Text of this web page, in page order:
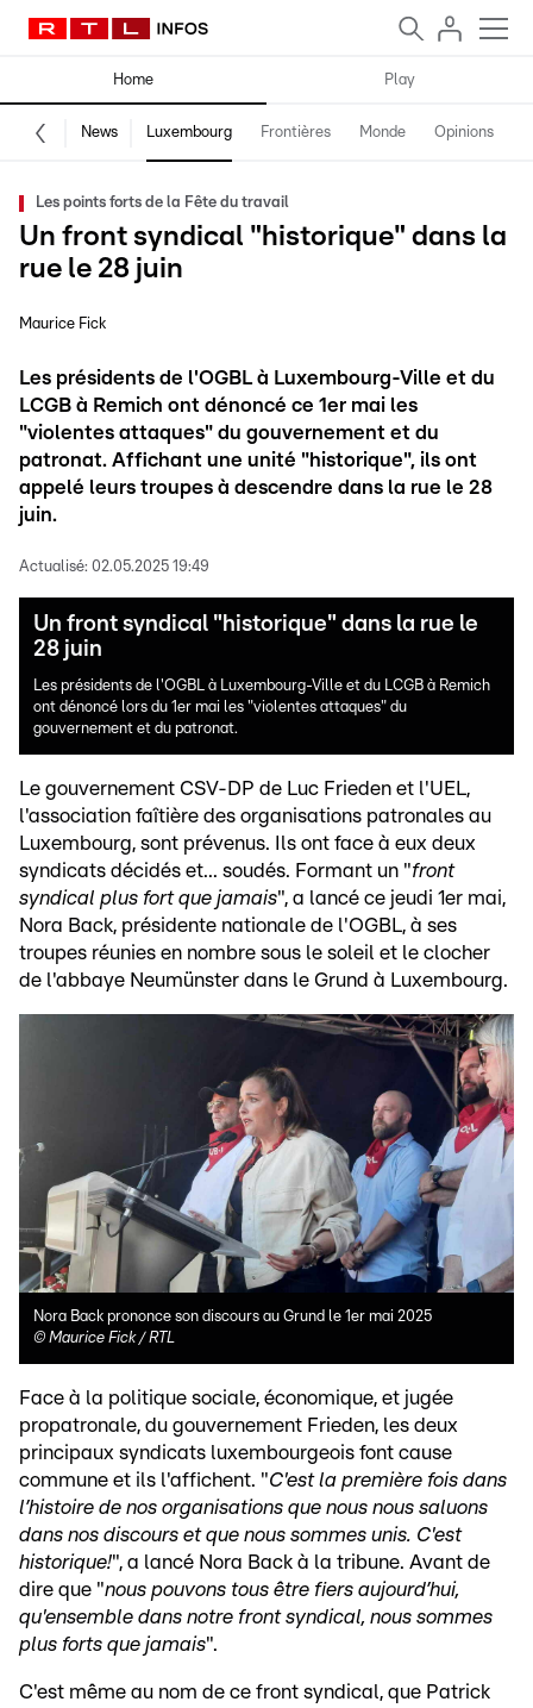
Home Play
News Luxembourg Frontières Monde Opinions
Les points forts de la Fête du travail
Un front syndical "historique" dans la
rue le 28 juin
Maurice Fick
Les présidents de l'OGBL à Luxembourg-Ville et du
LCGB à Remich ont dénoncé ce 1er mai les
"violentes attaques" du gouvernement et du
patronat. Affichant une unité "historique", ils ont
appelé leurs troupes à descendre dans la rue le 28
juin.
Actualisé: 02.05.2025 19:49
Un front syndical "historique" dans la rue le
28 juin
Les présidents de l'OGBL à Luxembourg-Ville et du LCGB à Remich
ont dénoncé lors du 1er mai les "violentes attaques" du
gouvernement et du patronat.
Le gouvernement CSV-DP de Luc Frieden et l'UEL,
l'association faîtière des organisations patronales au
Luxembourg, sont prévenus. Ils ont face à eux deux
syndicats décidés et... soudés. Formant un "front
syndical plus fort que jamais", a lancé ce jeudi 1er mai,
Nora Back, présidente nationale de l'OGBL, à ses
troupes réunies en nombre sous le soleil et le clocher
de l'abbaye Neumünster dans le Grund à Luxembourg.
Nora Back prononce son discours au Grund le 1er mai 2025
© Maurice Fick / RTL
Face à la politique sociale, économique, et jugée
propatronale, du gouvernement Frieden, les deux
principaux syndicats luxembourgeois font cause
commune et ils l'affichent. "C'est la première fois dans
l’histoire de nos organisations que nous nous saluons
dans nos discours et que nous sommes unis. C'est
historique!", a lancé Nora Back à la tribune. Avant de
dire que "nous pouvons tous être fiers aujourd’hui,
qu'ensemble dans notre front syndical, nous sommes
plus forts que jamais".
C'est même au nom de ce front syndical, que Patrick